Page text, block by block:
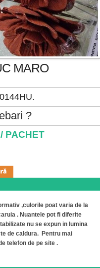
MARO
?
PACHET
,culorile poat varia de la
. Nuantele pot fi diferite
nu se expun in lumina
de caldura. Pentru mai
telefon de pe site .